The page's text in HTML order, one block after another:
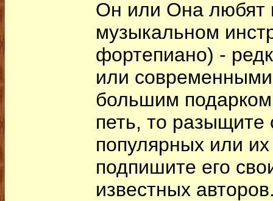
Он или Она любят
музыкальном
фортепиано) -
или
большим
петь, то разыщите
популярных или
подпишите его
известных